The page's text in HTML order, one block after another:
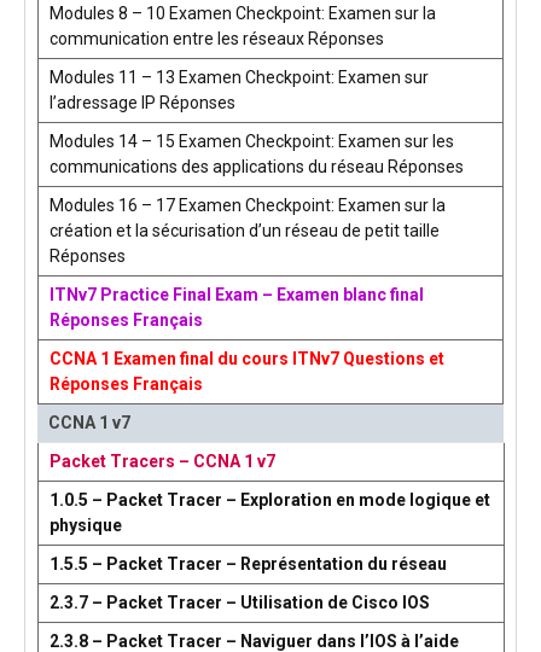
Modules 8 – 10 Examen Checkpoint: Examen sur la
communication entre les réseaux Réponses
Modules 11 – 13 Examen Checkpoint: Examen sur
l’adressage IP Réponses
Modules 14 – 15 Examen Checkpoint: Examen sur les
communications des applications du réseau Réponses
Modules 16 – 17 Examen Checkpoint: Examen sur la
création et la sécurisation d’un réseau de petit taille
Réponses
ITNv7 Practice Final Exam – Examen blanc final
Réponses Français
CCNA 1 Examen final du cours ITNv7 Questions et
Réponses Français
CCNA 1 v7
Packet Tracers – CCNA 1 v7
1.0.5 – Packet Tracer – Exploration en mode logique et
physique
1.5.5 – Packet Tracer – Représentation du réseau
2.3.7 – Packet Tracer – Utilisation de Cisco IOS
2.3.8 – Packet Tracer – Naviguer dans l’IOS à l’aide